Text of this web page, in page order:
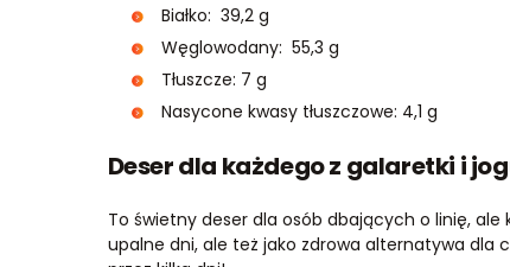
Białko: 39,2 g
Węglowodany: 55,3 g
Tłuszcze: 7 g
Nasycone kwasy tłuszczowe: 4,1 g
Deser dla każdego z galaretki i
To świetny deser dla osób dbających o linię, ale
upalne dni, ale też jako zdrowa alternatywa dla